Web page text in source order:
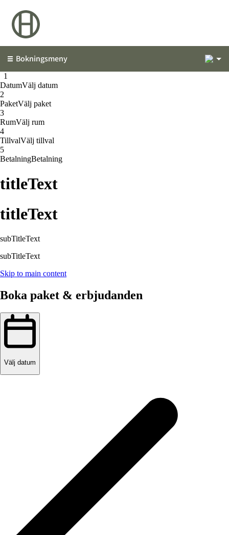
Bokningsmeny
1
DatumVälj datum
2
PaketVälj paket
3
RumVälj rum
4
TillvalVälj tillval
5
BetalningBetalning
titleText
titleText
subTitleText
subTitleText
Skip to main content
Boka paket & erbjudanden
Välj datum